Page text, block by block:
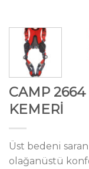
CAMP 2664
KEMERİ
Üst bedeni
olağanüstü